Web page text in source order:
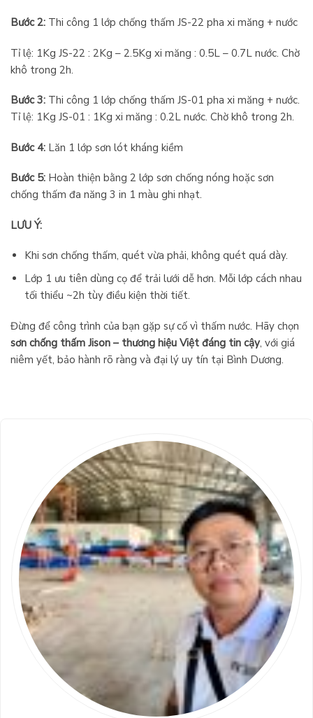
Bước 2: Thi công 1 lớp chống thấm JS-22 pha xi măng + nước
Tỉ lệ: 1Kg JS-22 : 2Kg – 2.5Kg xi măng : 0.5L – 0.7L nước. Chờ
khô trong 2h.
Bước 3: Thi công 1 lớp chống thấm JS-01 pha xi măng + nước.
Tỉ lệ: 1Kg JS-01 : 1Kg xi măng : 0.2L nước. Chờ khô trong 2h.
Bước 4: Lăn 1 lớp sơn lót kháng kiềm
Bước 5: Hoàn thiện bằng 2 lớp sơn chống nóng hoặc sơn
chống thấm đa năng 3 in 1 màu ghi nhạt.
LƯU Ý:
Khi sơn chống thấm, quét vừa phải, không quét quá dày.
Lớp 1 ưu tiên dùng cọ để trải lưới dễ hơn. Mỗi lớp cách nhau
tối thiểu ~2h tùy điều kiện thời tiết.
Đừng để công trình của bạn gặp sự cố vì thấm nước. Hãy chọn
sơn chống thấm Jison – thương hiệu Việt đáng tin cậy, với giá
niêm yết, bảo hành rõ ràng và đại lý uy tín tại Bình Dương.